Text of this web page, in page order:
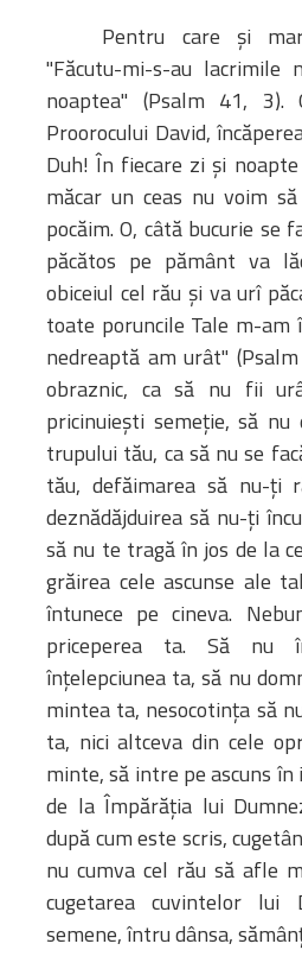
Pentru care şi
"Făcutu-mi-s-au lacrimile
noaptea" (Psalm 41,
Proorocului David,
Duh! În fiecare zi şi
măcar un ceas nu voim
pocăim. O, câtă bucurie se
păcătos pe pământ va
obiceiul cel rău şi va urî
toate poruncile Tale m-
nedreaptă am urât"
obraznic, ca să nu fii
pricinuieşti semeţie, să nu
trupului tău, ca să nu se
tău, defăimarea să nu-ţi
deznădăjduirea să nu-ţi
să nu te tragă în jos de la
grăirea cele ascunse ale
întunece pe cineva.
priceperea ta. Să nu
înţelepciunea ta, să nu
mintea ta, nesocotinţa să
ta, nici altceva din cele
minte, să intre pe ascuns
de la Împărăţia lui
după cum este scris,
nu cumva cel rău să afle
cugetarea cuvintelor lui
semene, întru dânsa,